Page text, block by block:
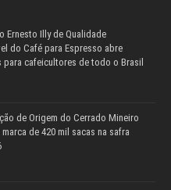
Ernesto Illy de Qualidade
do Café para Espresso abre
para cafeicultores de todo o Brasil
de Origem do Cerrado Mineiro
de 420 mil sacas na safra